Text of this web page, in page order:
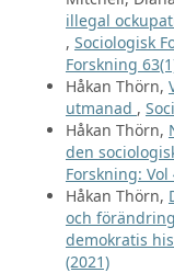
illegal
, Sociologisk
Forskning
Håkan Thörn,
utmanad ,
Håkan Thörn,
den
Forskning:
Håkan Thörn,
och
demokratis
(2021)